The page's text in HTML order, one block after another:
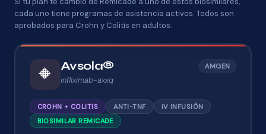
cada uno tiene programas de asistencia activos. Todos son
aprobados para Crohn y Colitis en adultos.
🔶 Avsola®
infliximab-axxq
AMGEN
CROHN + COLITIS ANTI-TNF
IV INFUSIÓN
BIOSIMILAR REMICADE